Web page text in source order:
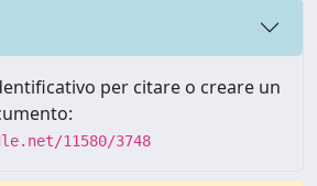
per citare o creare un
11580/3748